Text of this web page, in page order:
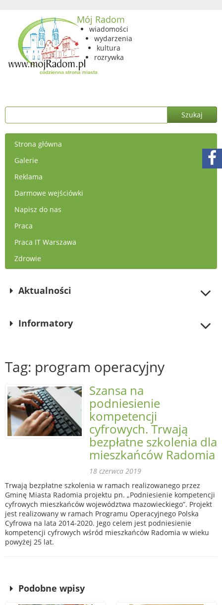
Mój Radom
wiadomości
wydarzenia
kultura
rozrywka
Strona główna
Galerie
Reklama
Darmowe wejściówki
Napisz do nas
Praca
Praca IT Warszawa
Zdrowie
Aktualności
Informatory
Tag: program operacyjny
Szansa na
podniesienie
kompetencji
cyfrowych. Trwają
bezpłatne szkolenia dla
mieszkańców Radomia
18 czerwca 2019
Trwają bezpłatne szkolenia w ramach realizowanego przez
Gminę Miasta Radomia projektu pn. „Podniesienie kompetencji
cyfrowych mieszkańców województwa mazowieckiego”. Projekt
jest realizowany w ramach Programu Operacyjnego Polska
Cyfrowa na lata 2014-2020. Jego celem jest podniesienie
kompetencji cyfrowych wśród mieszkańców Radomia w wieku
powyżej 25 lat.
Podobne wpisy